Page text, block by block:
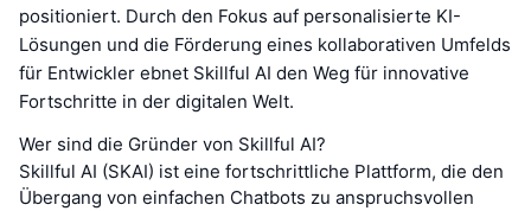
positioniert. Durch den Fokus auf personalisierte KI-
Lösungen und die Förderung eines kollaborativen Umfelds
für Entwickler ebnet Skillful AI den Weg für innovative
Fortschritte in der digitalen Welt.
Wer sind die Gründer von Skillful AI?
Skillful AI (SKAI) ist eine fortschrittliche Plattform, die den
Übergang von einfachen Chatbots zu anspruchsvollen